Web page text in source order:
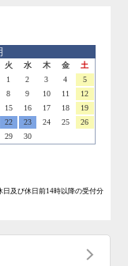
火 水 木 金
土
1
2 3 4
5
8 9 10 11
12
15 16 17 18
19
22 23 24 25
26
29 30
及び休日前14時以降の受付分